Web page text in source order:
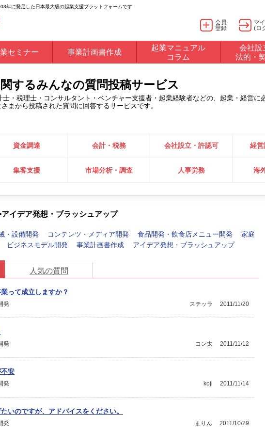
年に発足した日本最大級の起業支援プラットフォームです
会員
登録
マ
(ロ
セミナー 事業計画書作成
起業マニュアル
コラム
会社設
法的・
するみんなの質問投稿サービス
士・税理士・コンサルタント・ベンチャー支援者・起業経験者などの、起業・経営
まから投稿された質問に回答するサービスです。
資金調達 会計・税務 会社設立・許認可 経営
集客支援 市場分析・調査 人事労務 海
アイデア発想・ブラッシュアップ
・設備開発 コンテンツ・メディア開発 食品開発・飲食店メニュー開発
家庭
ビジネスモデル開発 事業計画書作成 アイデア発想・ブラッシュアップ
人気の質問
って成立しますか？
発 2011/11/20
ステッラ
発 2011/11/12
コン太
安
発 2011/11/14
koji
いのですが、アドバイスをください。
発 2011/10/29
まりん